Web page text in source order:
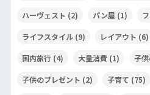
ハーヴェスト (2) パン屋 (1)
ライフスタイル(9) レイアウト (6)
国内旅行 (4) 大量消費(1) 子
子供のプレゼント (2) 子育て (75)